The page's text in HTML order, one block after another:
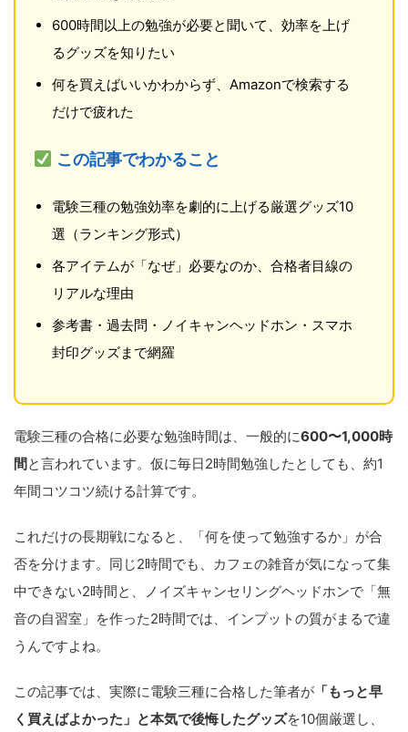
600時間以上の勉強が必要と聞いて、効率を上げ
るグッズを知りたい
何を買えばいいかわからず、Amazonで検索する
だけで疲れた
この記事でわかること
電験三種の勉強効率を劇的に上げる厳選グッズ10
選（ランキング形式）
各アイテムが「なぜ」必要なのか、合格者目線の
リアルな理由
参考書・過去問・ノイキャンヘッドホン・スマホ
封印グッズまで網羅
電験三種の合格に必要な勉強時間は、一般的に600〜1,000時
間 と言われています。仮に毎日2時間勉強したとしても、約1
年間コツコツ続ける計算です。
これだけの長期戦になると、「何を使って勉強するか」が合
否を分けます。同じ2時間でも、カフェの雑音が気になって集
中できない2時間と、ノイズキャンセリングヘッドホンで「無
音の自習室」を作った2時間では、インプットの質がまるで違
うんですよね。
この記事では、実際に電験三種に合格した筆者が 「もっと早
く買えばよかった」と本気で後悔したグッズを10個厳選し、